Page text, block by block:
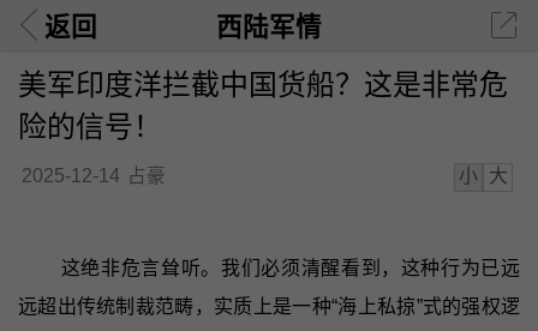
返回 西陆军情
美军印度洋拦截中国货船？这是非常危
险的信号！
2025-12-14 占豪 小 大
这绝非危言耸听。我们必须清醒看到，这种行为已远
远超出传统制裁范畴，实质上是一种“海上私掠”式的强权逻